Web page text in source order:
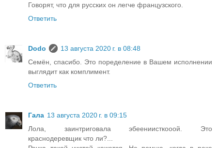
Говорят, что для русских он легче французского.
Ответить
Dodo
13 августа 2020 г. в 08:48
Семён, спасибо. Это поределение в Вашем исполнении
выглядит как комплимент.
Ответить
Гала 13 августа 2020 г. в 09:15
Лола, заинтриговала эбеениисткооой. Это
краснодеревщик что ли?...